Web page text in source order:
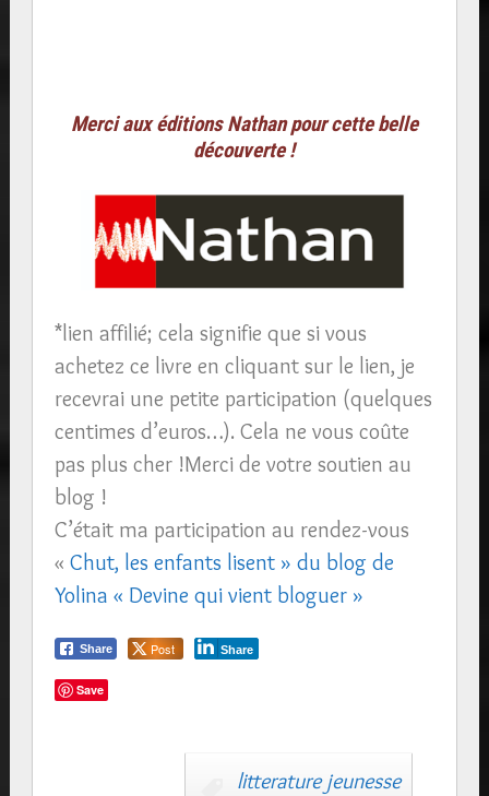
Merci aux éditions Nathan pour cette belle
découverte !
*lien affilié; cela signifie que si vous
achetez ce livre en cliquant sur le lien, je
recevrai une petite participation (quelques
centimes d’euros…). Cela ne vous coûte
pas plus cher !Merci de votre soutien au
blog !
C’était ma participation au rendez-vous
« Chut, les enfants lisent » du blog de
Yolina « Devine qui vient bloguer »
Share Post Share
Save
litterature jeunesse